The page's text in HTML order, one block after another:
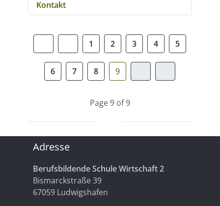
Kontakt
1 2 3 4 5
6 7 8 9
Page 9 of 9
Adresse
Berufsbildende Schule Wirtschaft 2
Bismarckstraße 39
67059 Ludwigshafen